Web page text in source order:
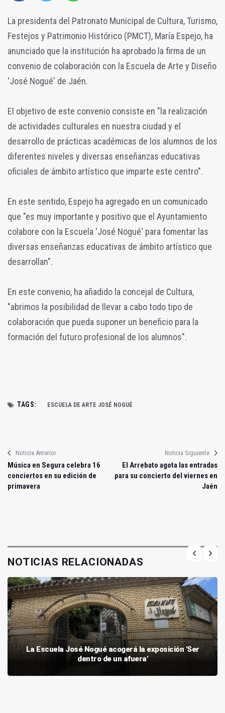
La presidenta del Patronato Municipal de Cultura, Turismo,
Festejos y Patrimonio Histórico (PMCT), María Espejo, ha
anunciado que la institución ha aprobado la firma de un
convenio de colaboración con la Escuela de Arte y Diseño
'José Nogué' de Jaén.
El objetivo de este convenio consiste en "la realización
de actividades culturales en nuestra ciudad y el
desarrollo de prácticas académicas de los alumnos de los
diferentes niveles y diversas enseñanzas educativas
oficiales de ámbito artístico que imparte este centro".
En este sentido, Espejo ha agregado en un comunicado
que "es muy importante y positivo que el Ayuntamiento
colabore con la Escuela 'José Nogué' para fomentar las
diversas enseñanzas educativas de ámbito artístico que
desarrollan".
En este convenio, ha añadido la concejal de Cultura,
"abrimos la posibilidad de llevar a cabo todo tipo de
colaboración que pueda suponer un beneficio para la
formación del futuro profesional de los alumnos".
TAGS: ESCUELA DE ARTE JOSÉ NOGUÉ
Noticia Anterior
Música en Segura celebra 16
conciertos en su edición de
primavera
Noticia Siguiente
El Arrebato agota las entradas
para su concierto del viernes en
Jaén
NOTICIAS RELACIONADAS
La Escuela José Nogué acogerá la exposición 'Ser
dentro de un afuera'